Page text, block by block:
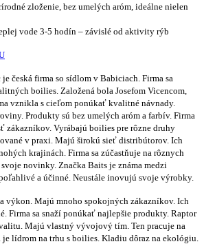
zloženie, bez umelých aróm, ideálne nielen
vode 3-5 hodín – závislé od aktivity rýb
je česká firma so sídlom v Babiciach. Firma sa
boilies. Založená bola Josefom Vicencom,
vznikla s cieľom ponúkať kvalitné návnady.
Produkty sú bez umelých aróm a farbív. Firma
zákazníkov. Vyrábajú boilies pre rôzne druhy
v praxi. Majú širokú sieť distribútorov. Ich
krajinách. Firma sa zúčastňuje na rôznych
novinky. Značka Baits je známa medzi
a účinné. Neustále inovujú svoje výrobky.
výkon. Majú mnoho spokojných zákazníkov. Ich
Firma sa snaží ponúkať najlepšie produkty. Raptor
Majú vlastný vývojový tím. Ten pracuje na
lídrom na trhu s boilies. Kladiu dôraz na ekológiu.